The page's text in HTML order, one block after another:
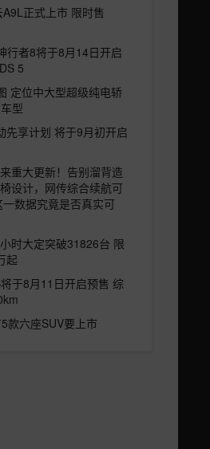
正式上市 限时售
行者8将于8月14日开启
5
定位中大型超级纯电轿
型
先享计划 将于9月初开启
重大更新！告别溜背造
设计，网传综合续航可
数据究竟是否真实可
时大定突破31826台 限
起
于8月11日开启预售 综
六座SUV要上市